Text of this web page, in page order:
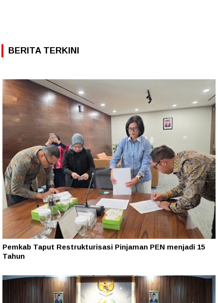
BERITA TERKINI
Pemkab Taput Restrukturisasi Pinjaman PEN menjadi 15
Tahun‎